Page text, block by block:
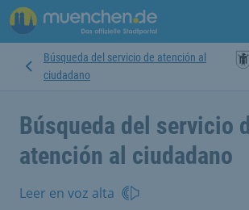
Búsqueda del servicio de atención al
ciudadano
Búsqueda del servicio
atención al ciudadano
Leer en voz alta